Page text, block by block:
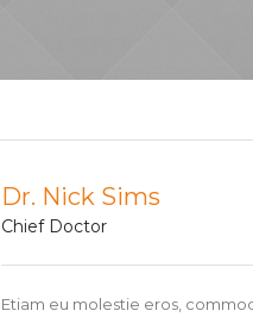
Dr. Nick Sims
Chief Doctor
Etiam eu molestie eros,